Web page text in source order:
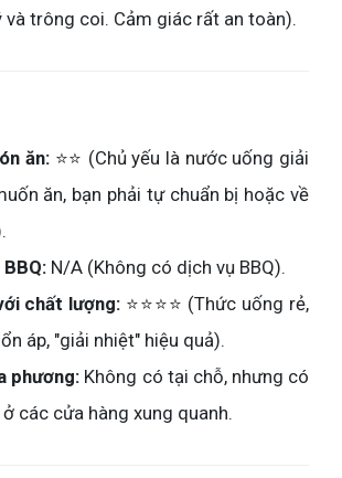
và trông coi. Cảm giác rất an toàn).
ăn: ⭐⭐ (Chủ yếu là nước uống giải
ăn, bạn phải tự chuẩn bị hoặc về
N/A (Không có dịch vụ BBQ).
chất lượng: ⭐⭐⭐⭐ (Thức uống rẻ,
áp, "giải nhiệt" hiệu quả).
phương: Không có tại chỗ, nhưng có
các cửa hàng xung quanh.